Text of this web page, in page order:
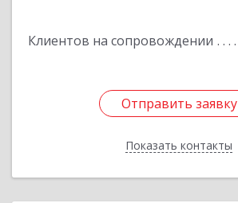
Клиентов на сопровождении
Отправить заявку
Показать контакты
Отправить заявку
Назад